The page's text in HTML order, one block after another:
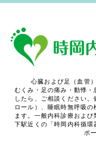
心臓および足（血管
むくみ・足の痛み・動悸・
したら、ご相談ください
ロール）、睡眠時無呼吸
ます。一般内科診療およ
下駅近くの「時岡内科循
ポ